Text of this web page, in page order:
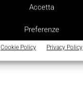
Accetta
Preferenze
Cookie Policy Privacy Policy